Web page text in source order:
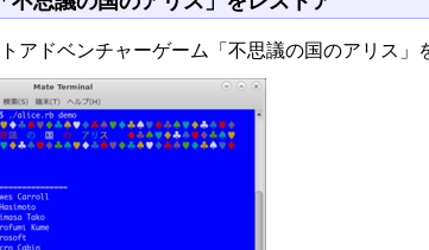
アドベンチャーゲーム「不思議の国のアリス」